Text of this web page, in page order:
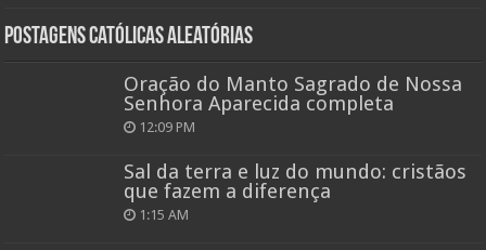
Postagens católicas aleatórias
Oração do Manto Sagrado de Nossa
Senhora Aparecida completa
12:09 PM
Sal da terra e luz do mundo: cristãos
que fazem a diferença
1:15 AM